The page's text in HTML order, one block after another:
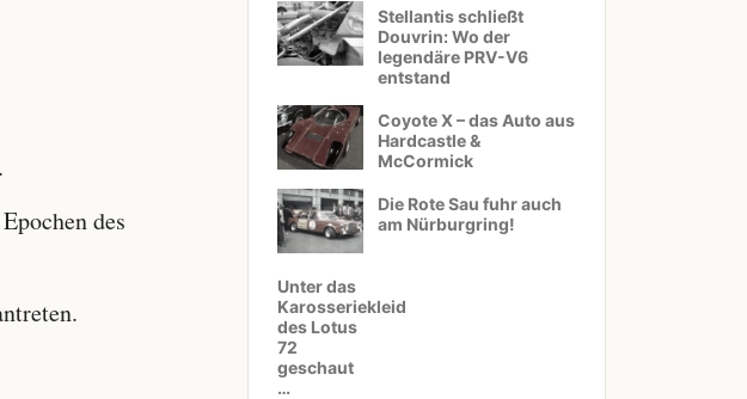
des
Stellantis schließt
Douvrin: Wo der
legendäre PRV-V6
entstand
Coyote X – das Auto aus
Hardcastle &
McCormick
Die Rote Sau fuhr auch
am Nürburgring!
Unter das
Karosseriekleid
des Lotus
72
geschaut
…